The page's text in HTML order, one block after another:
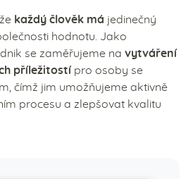
každý člověk má jedinečný
hodnotu. Jako
se zaměřujeme na vytváření
příležitostí pro osoby se
čímž jim umožňujeme aktivně
procesu a zlepšovat kvalitu